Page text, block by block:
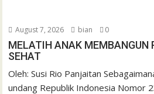
August 7, 2026 bian 0
MELATIH ANAK MEMBANGUN
SEHAT
Oleh: Susi Rio Panjaitan
undang Republik Indonesia Nomor